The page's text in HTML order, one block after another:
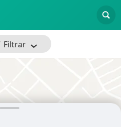
Filtrar